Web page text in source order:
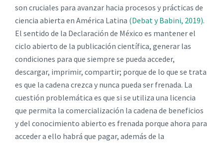
son cruciales para avanzar hacia procesos y prácticas de
ciencia abierta en América Latina (Debat y Babini, 2019).
El sentido de la Declaración de México es mantener el
ciclo abierto de la publicación científica, generar las
condiciones para que siempre se pueda acceder,
descargar, imprimir, compartir; porque de lo que se trata
es que la cadena crezca y nunca pueda ser frenada. La
cuestión problemática es que si se utiliza una licencia
que permita la comercialización la cadena de beneficios
y del conocimiento abierto es frenada porque ahora para
acceder a ello habrá que pagar, además de la